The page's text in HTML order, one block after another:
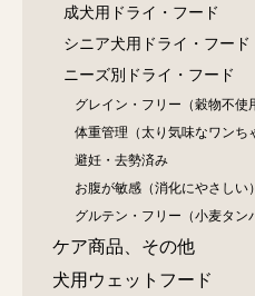
成犬用ドライ・フード
シニア犬用ドライ・フード
ニーズ別ドライ・フード
グレイン・フリー（穀物不使
体重管理（太り気味なワンち
避妊・去勢済み
お腹が敏感（消化にやさしい）
グルテン・フリー（小麦タン
ケア商品、その他
犬用ウェットフード